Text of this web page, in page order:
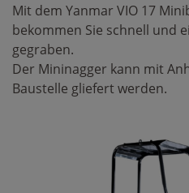
Mit dem Yanmar VIO 17
bekommen Sie schnell und
gegraben.
Der Mininagger kann mit
Baustelle gliefert werden.